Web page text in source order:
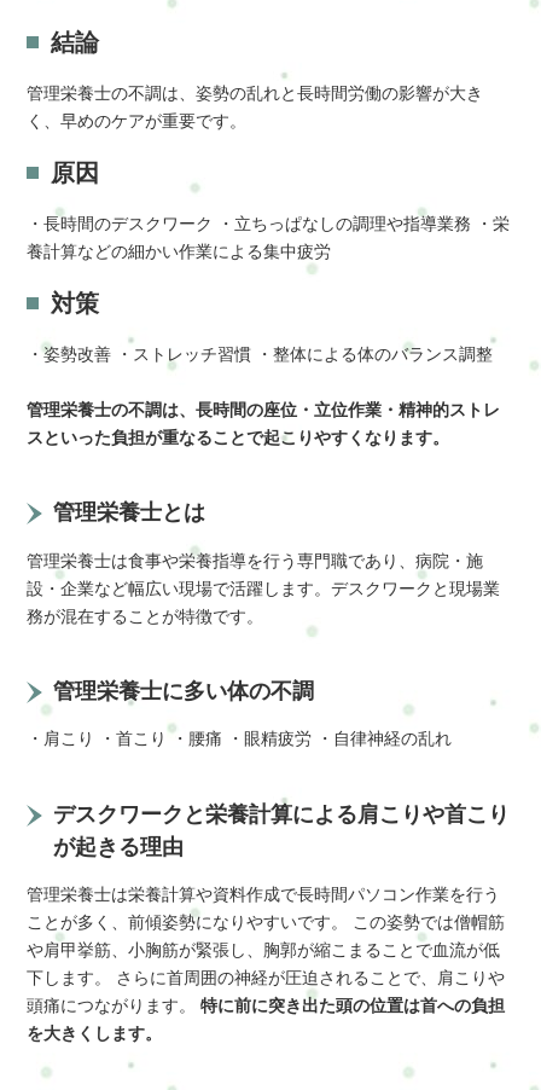
結論
管理栄養士の不調は、姿勢の乱れと長時間労働の影響が大き
く、早めのケアが重要です。
原因
・長時間のデスクワーク ・立ちっぱなしの調理や指導業務 ・栄
養計算などの細かい作業による集中疲労
対策
・姿勢改善 ・ストレッチ習慣 ・整体による体のバランス調整
管理栄養士の不調は、長時間の座位・立位作業・精神的ストレ
スといった負担が重なることで起こりやすくなります。
管理栄養士とは
管理栄養士は食事や栄養指導を行う専門職であり、病院・施
設・企業など幅広い現場で活躍します。デスクワークと現場業
務が混在することが特徴です。
管理栄養士に多い体の不調
・肩こり ・首こり ・腰痛 ・眼精疲労 ・自律神経の乱れ
デスクワークと栄養計算による肩こりや首こり
が起きる理由
管理栄養士は栄養計算や資料作成で長時間パソコン作業を行う
ことが多く、前傾姿勢になりやすいです。 この姿勢では僧帽筋
や肩甲挙筋、小胸筋が緊張し、胸郭が縮こまることで血流が低
下します。 さらに首周囲の神経が圧迫されることで、肩こりや
頭痛につながります。特に前に突き出た頭の位置は首への負担
を大きくします。